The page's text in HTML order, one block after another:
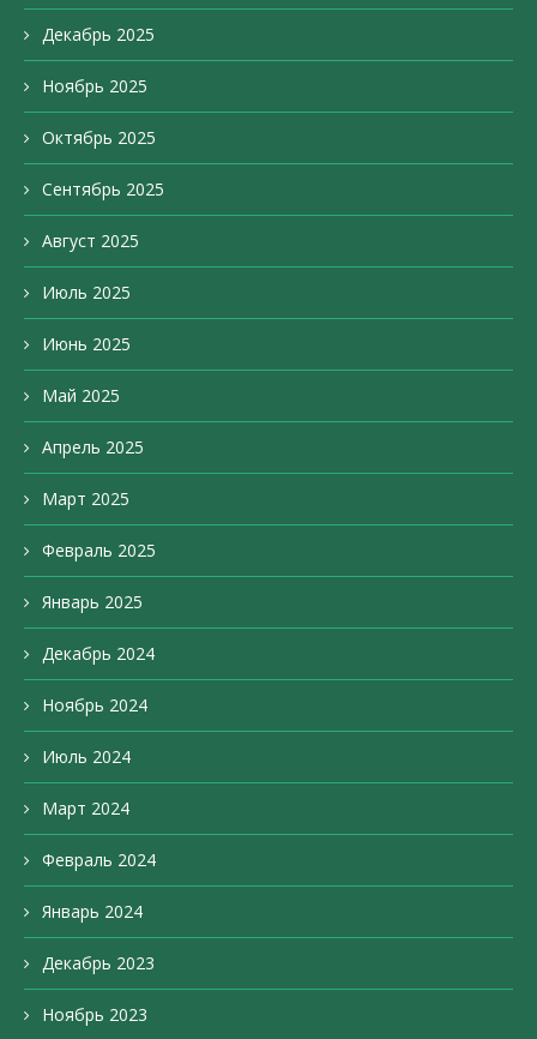
Декабрь 2025
Ноябрь 2025
Октябрь 2025
Сентябрь 2025
Август 2025
Июль 2025
Июнь 2025
Май 2025
Апрель 2025
Март 2025
Февраль 2025
Январь 2025
Декабрь 2024
Ноябрь 2024
Июль 2024
Март 2024
Февраль 2024
Январь 2024
Декабрь 2023
Ноябрь 2023